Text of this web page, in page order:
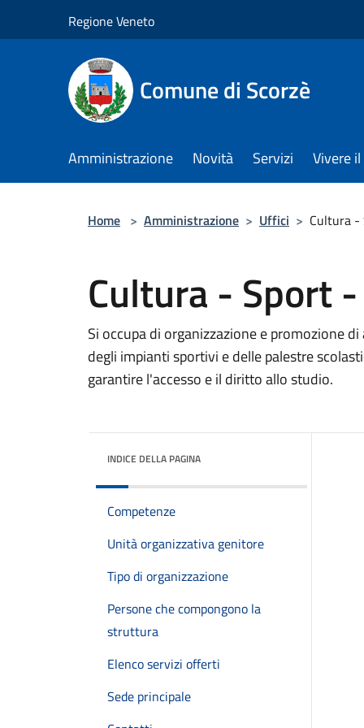
Regione Veneto
Comune di Scorzè
Amministrazione Novità Servizi Vivere
Home > Amministrazione > Uffici > Cultura -
Cultura - Sport
Si occupa di organizzazione e promozione
degli impianti sportivi e delle palestre
garantire l'accesso e il diritto allo studio.
INDICE DELLA PAGINA
Competenze
Unità organizzativa genitore
Tipo di organizzazione
Persone che compongono la
struttura
Elenco servizi offerti
Sede principale